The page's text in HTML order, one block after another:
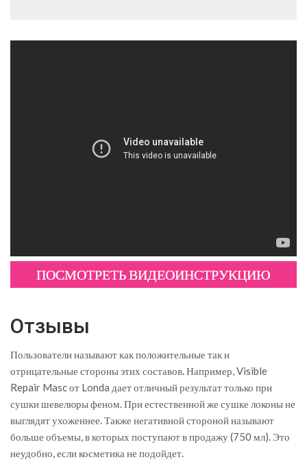
ПОСМОТРЕТЬ ВИДЕОИНСТРУКЦИЮ
Отзывы
Пользователи называют как положительные так и
отрицательные стороны этих составов. Например, Visible
Repair Masc от Londa дает отличный результат только при
сушки шевелюры феном. При естественной же сушке локоны не
выглядят ухоженнее. Также негативной стороной называют
больше объемы, в которых поступают в продажу (750 мл). Это
неудобно, если косметика не подойдет.